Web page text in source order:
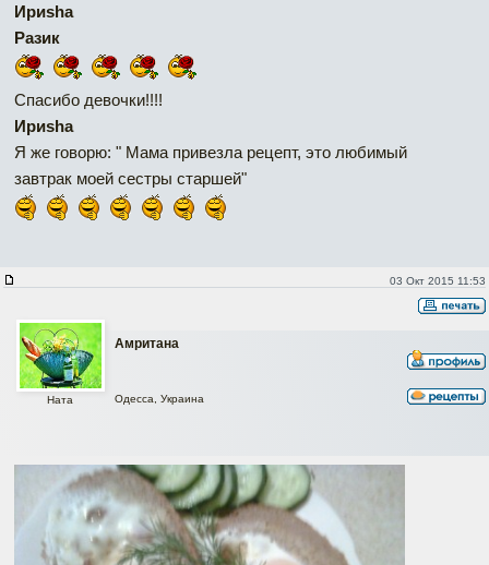
Ириshа
Разик
Спасибо девочки!!!!
Ириshа
Я же говорю: " Мама привезла рецепт, это любимый
завтрак моей сестры старшей"
03 Окт 2015 11:53
Амритана
Ната Одесса, Украина